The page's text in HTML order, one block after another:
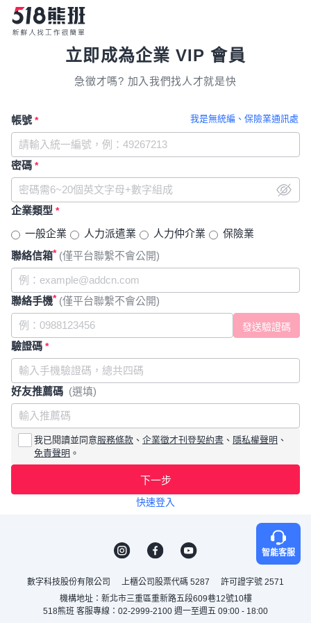
立即成為企業 VIP 會員
急徵才嗎? 加入我們找人才就是快
我是無統編、保險業通訊處
帳號 *
密碼 *
企業類型 *
一般企業 人力派遣業 人力仲介業
保險業
聯絡信箱* (僅平台聯繫不會公開)
聯絡手機* (僅平台聯繫不會公開)
驗證碼 *
好友推薦碼 (選填)
我已閱讀並同意服務條款 、 企業徵才刊登契約書 、 隱私權聲明 、
免責聲明 。
下一步
快速登入
智能客服
數字科技股份有限公司 上櫃公司股票代碼 5287
許可證字號 2571
機構地址：新北市三重區重新路五段609巷12號10樓
518熊班 客服專線：02-2999-2100 週一至週五 09:00 - 18:00